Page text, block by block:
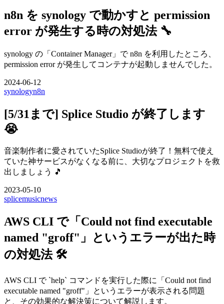
n8n を synology で動かすと permission
error が発生する時の対処法 🔧
synology の「Container Manager」で n8n を利用したところ、
permission error が発生してコンテナが起動しませんでした。
2024-06-12
synologyn8n
[5/31まで] Splice Studio が終了します
😭
音楽制作者に愛されていたSplice Studioが終了！無料で使え
ていた神サービスがなくなる前に、大切なプロジェクトを救
出しましょう 🎵
2023-05-10
splicemusicnews
AWS CLI で「Could not find executable
named "groff"」というエラーが出た時
の対処法 🛠️
AWS CLI で `help` コマンドを実行した際に「Could not find
executable named "groff"」というエラーが表示される問題
と、その効果的な解決策について解説します。